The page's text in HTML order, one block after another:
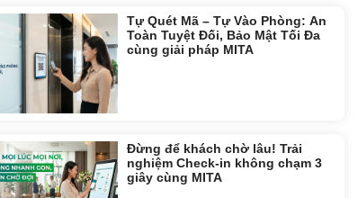
Tự Quét Mã – Tự Vào Phòng: An
Toàn Tuyệt Đối, Bảo Mật Tối Đa
cùng giải pháp MITA
Đừng để khách chờ lâu! Trải
nghiệm Check-in không chạm 3
giây cùng MITA